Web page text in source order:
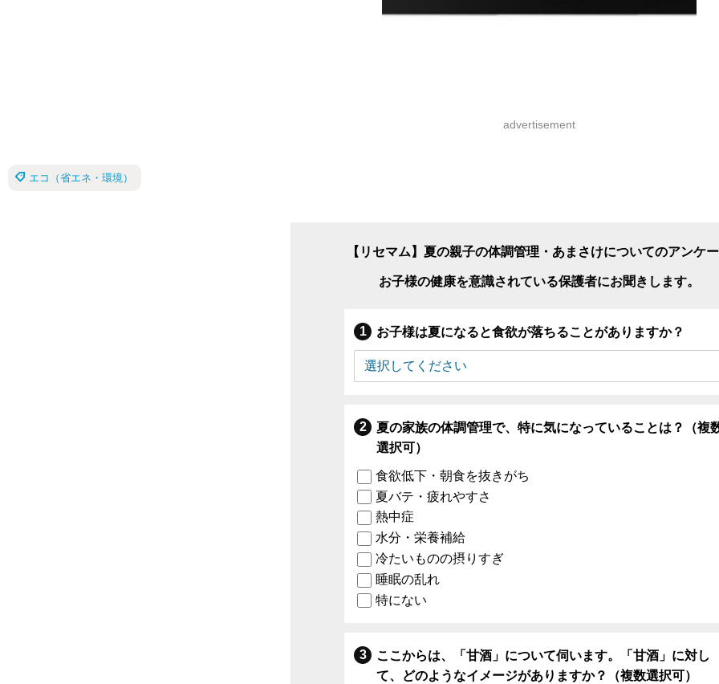
advertisement
エコ（省エネ・環境）
【リセマム】夏の親子の体調管理・あまさけについてのアンケ
お子様の健康を意識されている保護者にお聞きします。
お子様は夏になると食欲が落ちることがありますか？
夏の家族の体調管理で、特に気になっていることは？（複
選択可）
食欲低下・朝食を抜きがち
夏バテ・疲れやすさ
熱中症
水分・栄養補給
冷たいものの摂りすぎ
睡眠の乱れ
特にない
ここからは、「甘酒」について伺います。「甘酒」に対し
て、どのようなイメージがありますか？（複数選択可）